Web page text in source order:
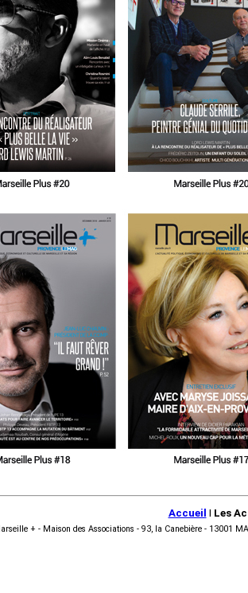
Accueil I Les
+ - Maison des Associations - 93, la Canebière - 13001